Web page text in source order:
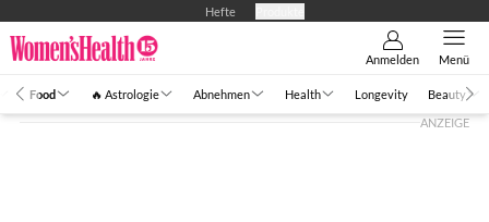
Hefte
Anmelden Menü
Food 🔥 Astrologie Abnehmen Health Longevity Beauty
ANZEIGE